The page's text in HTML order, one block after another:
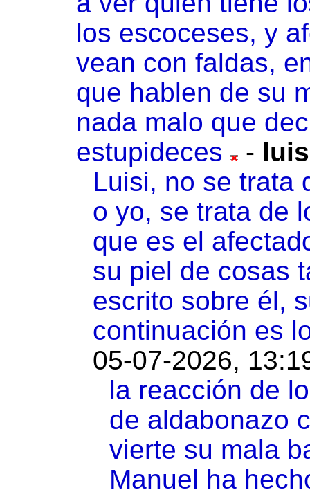
los escoceses, y
vean con faldas,
que hablen de su
nada malo que
estupideces
-
Luisi, no se trata
o yo, se trata de
que es el
su piel de cosas
escrito sobre él,
continuación es
05-07-2026,
la reacción de
de aldabonazo
vierte su mala
Manuel ha